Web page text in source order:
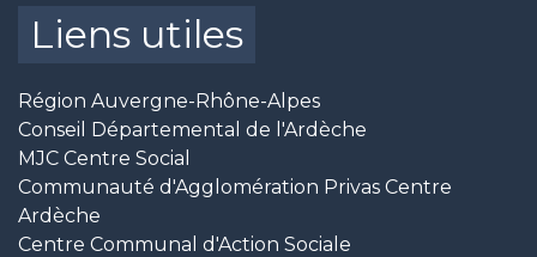
Liens utiles
Région Auvergne-Rhône-Alpes
Conseil Départemental de l'Ardèche
MJC Centre Social
Communauté d'Agglomération Privas Centre
Ardèche
Centre Communal d'Action Sociale